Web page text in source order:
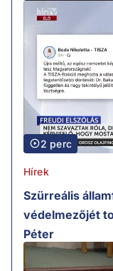
2 perc
Hírek
Szürreális
védelmezőjét
Péter